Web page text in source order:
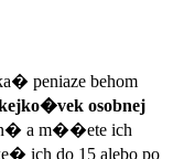
peniaze behom
osobnej
a m��ete ich
ich do 15 alebo po